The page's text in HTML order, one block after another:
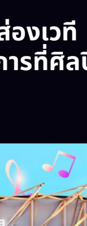
องเวที
รที่ศิ